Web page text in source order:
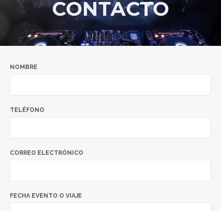
CONTACTO
NOMBRE
TELÉFONO
CORREO ELECTRÓNICO
FECHA EVENTO O VIAJE